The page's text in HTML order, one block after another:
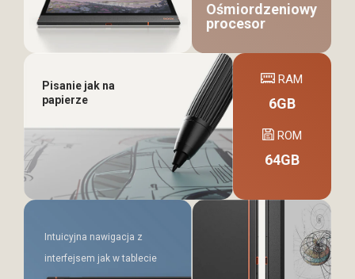
Ośmiordzeniowy
procesor
Pisanie jak na
papierze
RAM
6GB
ROM
64GB
Intuicyjna nawigacja z
interfejsem jak w tablecie